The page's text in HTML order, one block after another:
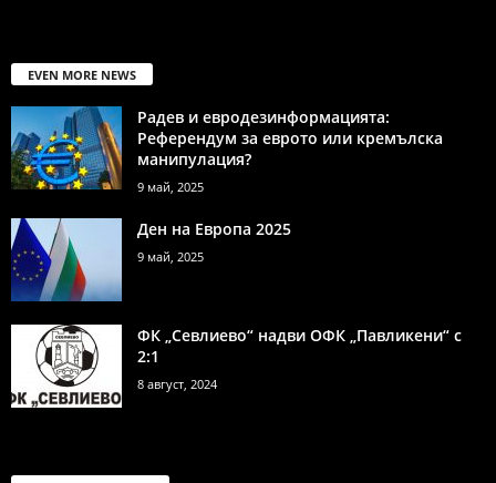
EVEN MORE NEWS
Радев и евродезинформацията:
Референдум за еврото или кремълска
манипулация?
9 май, 2025
Ден на Европа 2025
9 май, 2025
ФК „Севлиево“ надви ОФК „Павликени“ с
2:1
8 август, 2024